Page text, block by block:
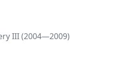
III (2004—2009)